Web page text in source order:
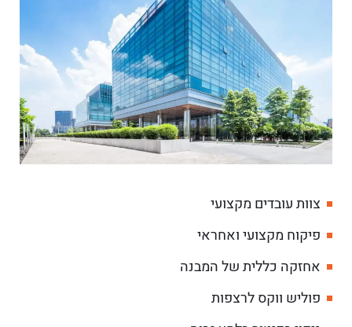
צוות עובדים מקצועי
פיקוח מקצועי ואחראי
אחזקה כללית של המבנה
פוליש ווקס לרצפות